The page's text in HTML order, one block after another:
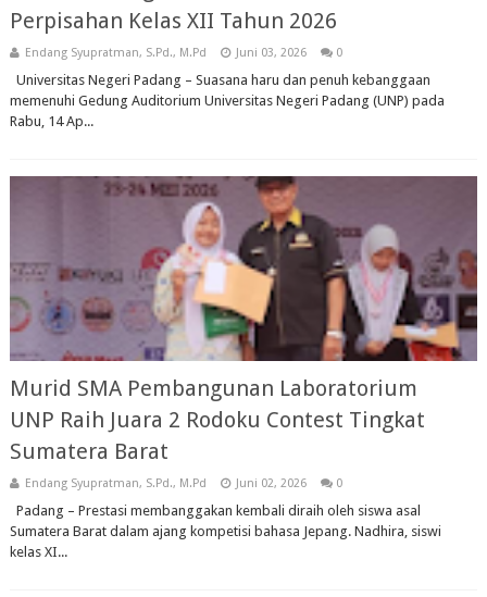
Perpisahan Kelas XII Tahun 2026
Endang Syupratman, S.Pd., M.Pd Juni 03, 2026 0
Universitas Negeri Padang – Suasana haru dan penuh kebanggaan
memenuhi Gedung Auditorium Universitas Negeri Padang (UNP) pada
Rabu, 14 Ap...
Murid SMA Pembangunan Laboratorium
UNP Raih Juara 2 Rodoku Contest Tingkat
Sumatera Barat
Endang Syupratman, S.Pd., M.Pd Juni 02, 2026 0
Padang – Prestasi membanggakan kembali diraih oleh siswa asal
Sumatera Barat dalam ajang kompetisi bahasa Jepang. Nadhira, siswi
kelas XI...